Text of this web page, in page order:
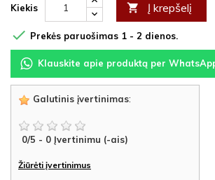
Kiekis  Į krepšelį
 Prekės paruošimas 1 - 2 dienos.
Klauskite apie produktą per
Galutinis įvertinimas:
0/5 - 0 Įvertinimu (-ais)
Žiūrėti įvertinimus